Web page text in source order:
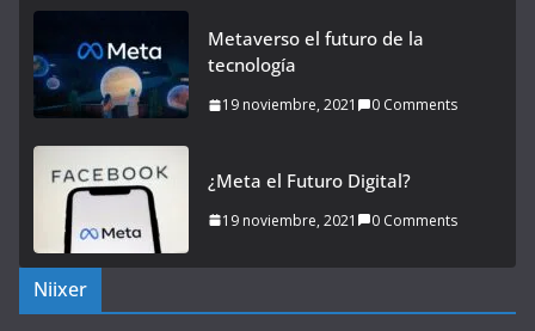
Metaverso el futuro de la
tecnología
19 noviembre, 2021 0 Comments
¿Meta el Futuro Digital?
19 noviembre, 2021 0 Comments
Niixer